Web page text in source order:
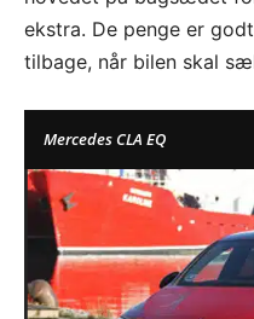
ekstra. De penge er
tilbage, når bilen skal
Mercedes CLA EQ